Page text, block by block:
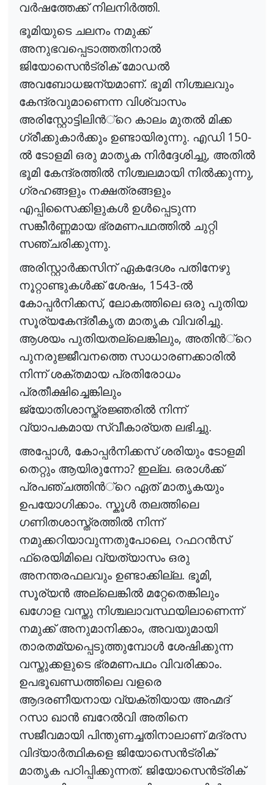
വർഷത്തേക്ക്നിലനിർത്തി.
ഭൂമിയുടെ ചലനം നമുക്ക്
അനുഭവപ്പെടാത്തതിനാൽ
ജിയോസെൻട്രിക്മോഡൽ
അവബോധജന്യമാണ്. ഭൂമി നിശ്ചലവും
കേന്ദ്രവുമാണെന്ന വിശ്വാസം
അരിസ്റ്റോട്ടിലിൻ്റെ കാലം മുതൽമിക്ക
ഗ്രീക്കുകാർക്കും ഉണ്ടായിരുന്നു. എഡി 150-
ൽടോളമി ഒരു മാതൃക നിർദ്ദേശിച്ചു, അതിൽ
ഭൂമി കേന്ദ്രത്തിൽനിശ്ചലമായി നിൽക്കുന്നു,
ഗ്രഹങ്ങളും നക്ഷത്രങ്ങളും
എപ്പിസൈക്കിളുകൾ ഉൾപ്പെടുന്ന
സങ്കീർണ്ണമായഭ്രമണപഥത്തിൽചുറ്റി
സഞ്ചരിക്കുന്നു.
അരിസ്റ്റാർക്കസിന്ഏകദേശം പതിനേഴു
നൂറ്റാണ്ടുകൾക്ക്ശേഷം, 1543-ൽ
കോപ്പർനിക്കസ്, ലോകത്തിലെ ഒരു പുതിയ
സൂര്യകേന്ദ്രീകൃത മാതൃക വിവരിച്ചു.
ആശയം പുതിയതല്ലെങ്കിലും, അതിൻ്റെ
പുനരുജ്ജീവനത്തെ സാധാരണക്കാരിൽ
നിന്ന് ശക്തമായ പ്രതിരോധം
പ്രതീക്ഷിച്ചെങ്കിലും
ജ്യോതിശാസ്ത്രജ്ഞരിൽനിന്ന്
വ്യാപകമായ സ്വീകാര്യത ലഭിച്ചു.
അപ്പോൾ, കോപ്പർനിക്കസ്ശരിയും ടോളമി
തെറ്റും ആയിരുന്നോ? ഇല്ല. ഒരാൾക്ക്
പ്രപഞ്ചത്തിൻ്റെ ഏത് മാതൃകയും
ഉപയോഗിക്കാം. സ്കൂൾ തലത്തിലെ
ഗണിതശാസ്ത്രത്തിൽനിന്ന്
നമുക്കറിയാവുന്നതുപോലെ, റഫറൻസ്
ഫ്രെയിമിലെ വ്യത്യാസം ഒരു
അനന്തരഫലവും ഉണ്ടാക്കില്ല. ഭൂമി,
സൂര്യൻ അല്ലെങ്കിൽമറ്റേതെങ്കിലും
ഖഗോള വസ്തു നിശ്ചലാവസ്ഥയിലാണെന്ന്
നമുക്ക് അനുമാനിക്കാം, അവയുമായി
താരതമ്യപ്പെടുത്തുമ്പോൾ ശേഷിക്കുന്ന
വസ്തുക്കളുടെ ഭ്രമണപഥം വിവരിക്കാം.
ഉപഭൂഖണ്ഡത്തിലെ വളരെ
ആദരണീയനായ വ്യക്തിയായ അഹ്മദ്
റസാ ഖാൻ ബറേൽവി അതിനെ
സജീവമായി പിന്തുണച്ചതിനാലാണ് മദ്രസ
വിദ്യാർത്ഥികളെ ജിയോസെൻട്രിക്
മാതൃക പഠിപ്പിക്കുന്നത്. ജിയോസെൻട്രിക്